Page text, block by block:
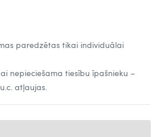
paredzētas tikai individuālai
nepieciešama tiesību īpašnieku –
atļaujas.